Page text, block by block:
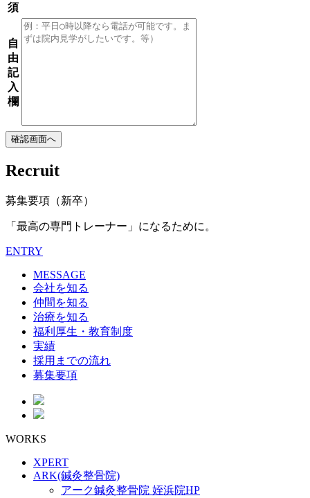
須
自
由
記
入
欄
Recruit
募集要項（新卒）
「最高の専門トレーナー」になるために。
ENTRY
MESSAGE
会社を知る
仲間を知る
治療を知る
福利厚生・教育制度
実績
採用までの流れ
募集要項
WORKS
XPERT
ARK(鍼灸整骨院)
アーク鍼灸整骨院 姪浜院HP